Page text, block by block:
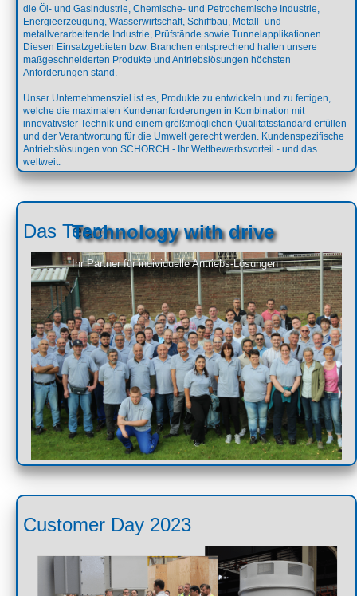
Technology with drive
Ihr Partner für individuelle Antriebs-Lösungen
die Öl- und Gasindustrie, Chemische- und Petrochemische Industrie,
Energieerzeugung, Wasserwirtschaft, Schiffbau, Metall- und
metallverarbeitende Industrie, Prüfstände sowie Tunnelapplikationen.
Diesen Einsatzgebieten bzw. Branchen entsprechend halten unsere
maßgeschneiderten Produkte und Antriebslösungen höchsten
Anforderungen stand.
Unser Unternehmensziel ist es, Produkte zu entwickeln und zu fertigen,
welche die maximalen Kundenanforderungen in Kombination mit
innovativster Technik und einem größtmöglichen Qualitätsstandard erfüllen
und der Verantwortung für die Umwelt gerecht werden. Kundenspezifische
Antriebslösungen von SCHORCH - Ihr Wettbewerbsvorteil - und das
weltweit.
Das Team
Customer Day 2023